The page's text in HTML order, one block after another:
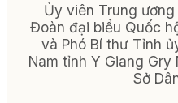
Ủy viên Trung
Đoàn đại biểu Quốc
và Phó Bí thư Tỉnh
Nam tỉnh Y Giang
Sở